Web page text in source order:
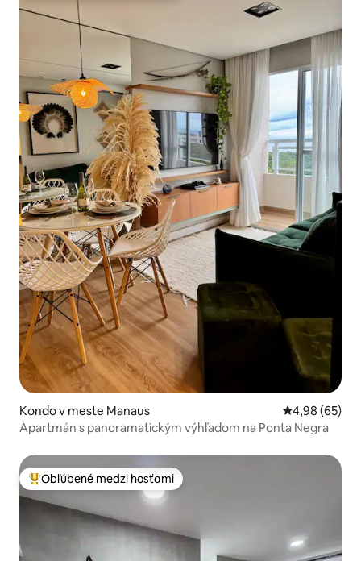
Kondo v meste Manaus Priemerné
4,98 (65)
Apartmán s panoramatickým výhľadom na Ponta Negra
Najobľúbenejšie medzi hosťami
Obľúbené medzi hosťami